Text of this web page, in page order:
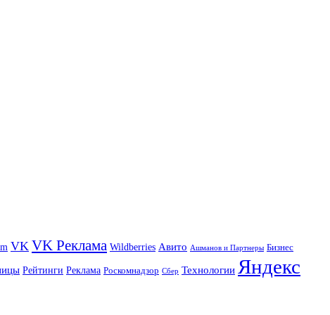
VK VK Реклама Wildberries Авито Ашманов и Партнеры Бизнес
Рейтинги Реклама Роскомнадзор Сбер Технологии Яндекс